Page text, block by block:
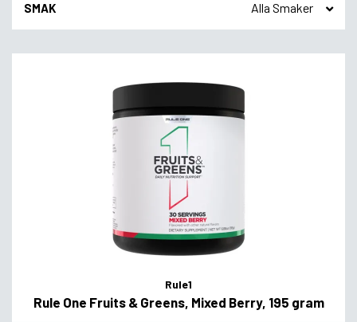
SMAK
Rule1
Rule One Fruits & Greens, Mixed Berry, 195 gram